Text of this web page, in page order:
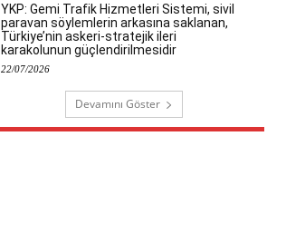
YKP: Gemi Trafik Hizmetleri Sistemi, sivil
paravan söylemlerin arkasına saklanan,
Türkiye’nin askeri-stratejik ileri
karakolunun güçlendirilmesidir
22/07/2026
Devamını Göster